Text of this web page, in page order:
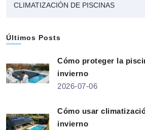
CLIMATIZACIÓN DE PISCINAS
Últimos Posts
Cómo proteger la
invierno
2026-07-06
Cómo usar
invierno